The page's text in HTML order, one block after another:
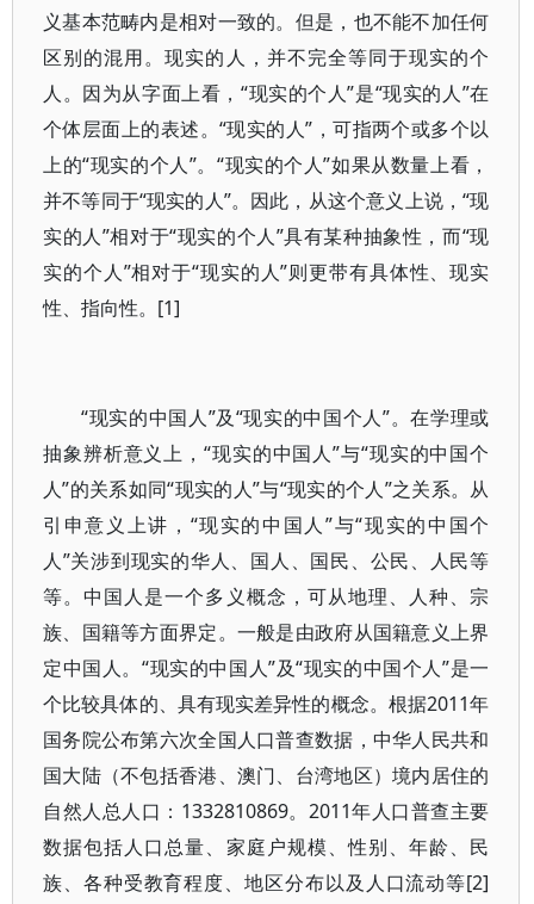
义基本范畴内是相对一致的。但是，也不能不加任何
区别的混用。现实的人，并不完全等同于现实的个
人。因为从字面上看，“现实的个人”是“现实的人”在
个体层面上的表述。“现实的人”，可指两个或多个以
上的“现实的个人”。“现实的个人”如果从数量上看，
并不等同于“现实的人”。因此，从这个意义上说，“现
实的人”相对于“现实的个人”具有某种抽象性，而“现
实的个人”相对于“现实的人”则更带有具体性、现实
性、指向性。[1]
“现实的中国人”及“现实的中国个人”。在学理或
抽象辨析意义上，“现实的中国人”与“现实的中国个
人”的关系如同“现实的人”与“现实的个人”之关系。从
引申意义上讲，“现实的中国人”与“现实的中国个
人”关涉到现实的华人、国人、国民、公民、人民等
等。中国人是一个多义概念，可从地理、人种、宗
族、国籍等方面界定。一般是由政府从国籍意义上界
定中国人。“现实的中国人”及“现实的中国个人”是一
个比较具体的、具有现实差异性的概念。根据2011年
国务院公布第六次全国人口普查数据，中华人民共和
国大陆（不包括香港、澳门、台湾地区）境内居住的
自然人总人口：1332810869。2011年人口普查主要
数据包括人口总量、家庭户规模、性别、年龄、民
族、各种受教育程度、地区分布以及人口流动等[2]